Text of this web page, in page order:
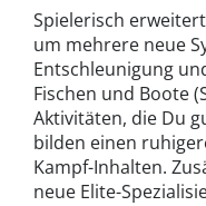
Spielerisch
um mehrere neue
Entschleunigung
Fischen und Boote
Aktivitäten, die Du
bilden einen
Kampf-Inhalten.
neue Elite-